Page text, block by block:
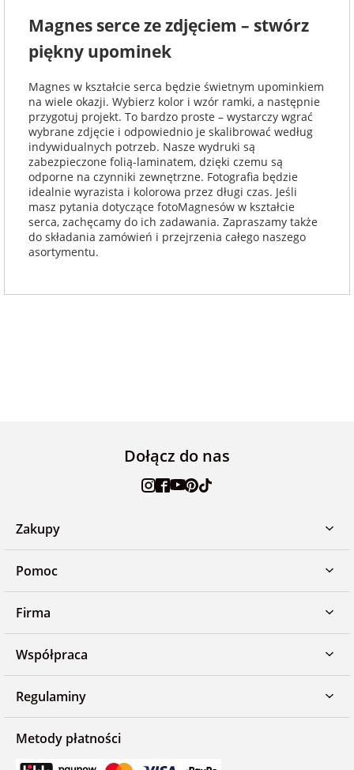
Magnes serce ze zdjęciem – stwórz
piękny upominek
Magnes w kształcie serca będzie świetnym upominkiem
na wiele okazji. Wybierz kolor i wzór ramki, a następnie
przygotuj projekt. To bardzo proste – wystarczy wgrać
wybrane zdjęcie i odpowiednio je skalibrować według
indywidualnych potrzeb. Nasze wydruki są
zabezpieczone folią-laminatem, dzięki czemu są
odporne na czynniki zewnętrzne. Fotografia będzie
idealnie wyrazista i kolorowa przez długi czas. Jeśli
masz pytania dotyczące fotoMagnesów w kształcie
serca, zachęcamy do ich zadawania. Zapraszamy także
do składania zamówień i przejrzenia całego naszego
asortymentu.
Dołącz do nas
Zakupy
Pomoc
Firma
Współpraca
Regulaminy
Metody płatności